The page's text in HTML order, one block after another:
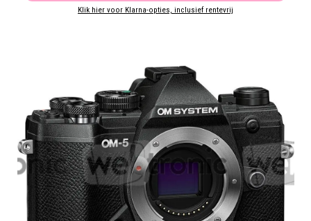
Klik hier voor Klarna-opties, inclusief rentevrij